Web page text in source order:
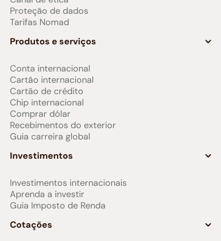
Proteção de dados
Tarifas Nomad
Produtos e serviços
Conta internacional
Cartão internacional
Cartão de crédito
Chip internacional
Comprar dólar
Recebimentos do exterior
Guia carreira global
Investimentos
Investimentos internacionais
Aprenda a investir
Guia Imposto de Renda
Cotações